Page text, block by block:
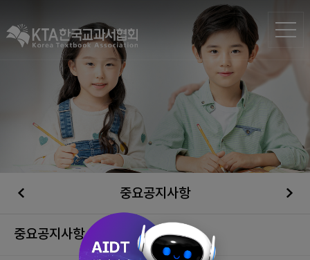
중요공지사항
중요공지사항